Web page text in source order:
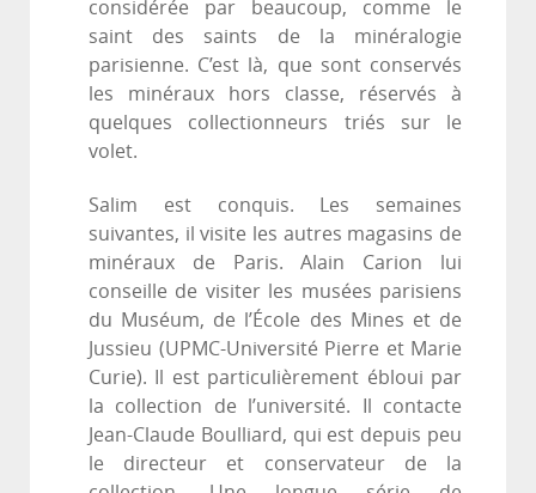
considérée par beaucoup, comme le
saint des saints de la minéralogie
parisienne. C’est là, que sont conservés
les minéraux hors classe, réservés à
quelques collectionneurs triés sur le
volet.
Salim est conquis. Les semaines
suivantes, il visite les autres magasins de
minéraux de Paris. Alain Carion lui
conseille de visiter les musées parisiens
du Muséum, de l’École des Mines et de
Jussieu (UPMC-Université Pierre et Marie
Curie). Il est particulièrement ébloui par
la collection de l’université. Il contacte
Jean-Claude Boulliard, qui est depuis peu
le directeur et conservateur de la